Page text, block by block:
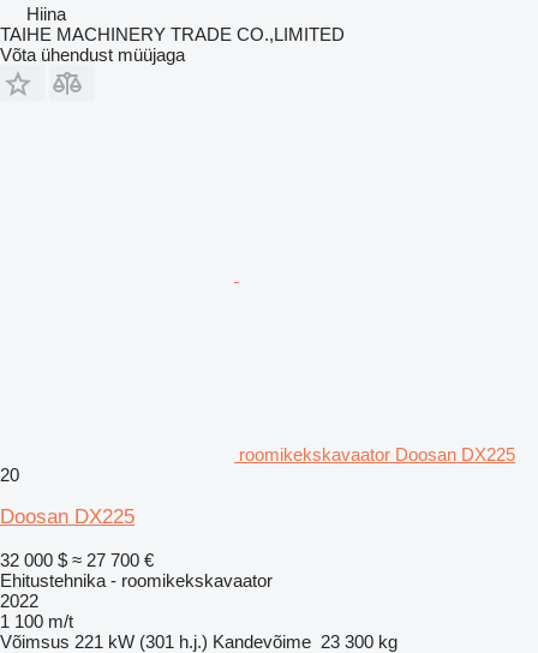
Hiina
TAIHE MACHINERY TRADE CO.,LIMITED
Võta ühendust müüjaga
roomikekskavaator Doosan DX225
20
Doosan DX225
32 000 $ ≈ 27 700 €
Ehitustehnika - roomikekskavaator
2022
1 100 m/t
Võimsus 221 kW (301 h.j.) Kandevõime 23 300 kg